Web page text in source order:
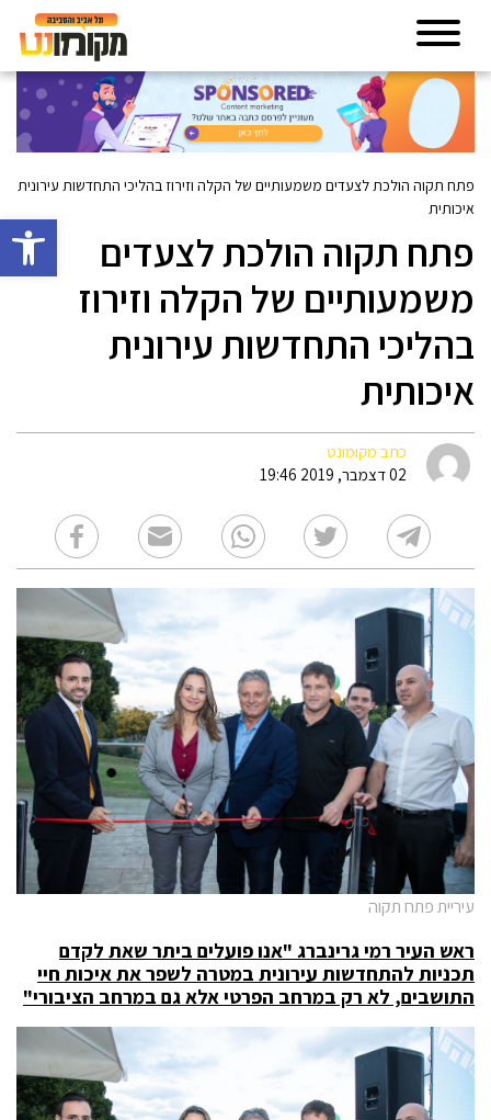
פתח
פתח תקוה הולכת לצעדים משמעותיים של הקלה וזירוז בהליכי התחדשות עירונית
איכותית
פתח תקוה הולכת לצעדים
משמעותיים של הקלה וזירוז
בהליכי התחדשות עירונית
איכותית
כתב מקומונט
02 דצמבר, 2019 19:46
עיריית פתח תקוה
ראש העיר רמי גרינברג "אנו פועלים ביתר שאת לקדם
תכניות להתחדשות עירונית במטרה לשפר את איכות חיי
התושבים, לא רק במרחב הפרטי אלא גם במרחב הציבורי"